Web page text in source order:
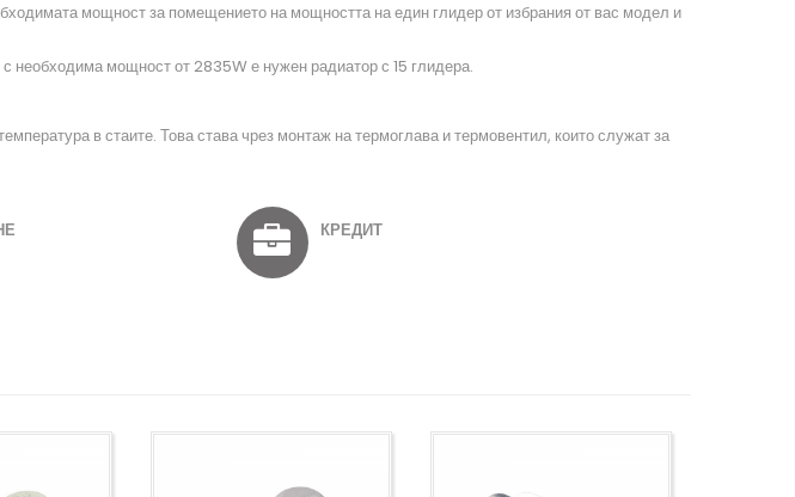
мощност за помещението на мощността на един глидер от избрания от вас модел и
необходима мощност от 2835W е нужен радиатор с 15 глидера.
в стаите. Това става чрез монтаж на термоглава и термовентил, които служат за
КРЕДИТ